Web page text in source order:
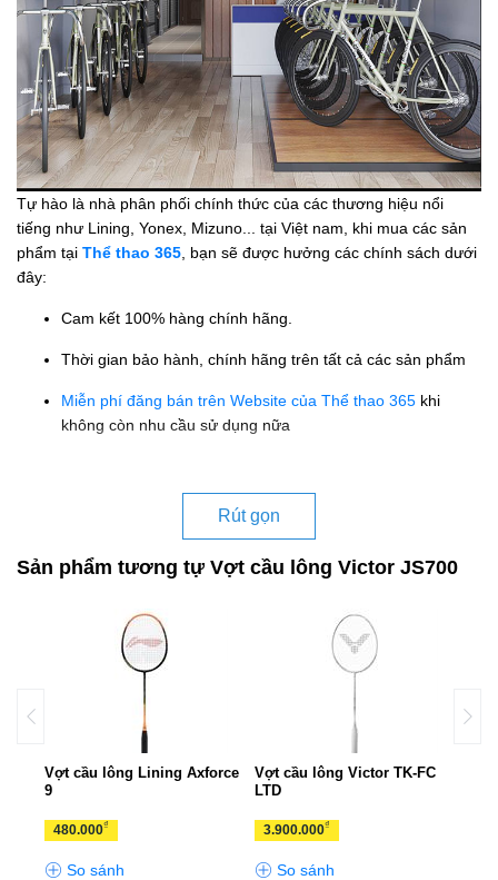
Tự hào là nhà phân phối chính thức của các thương hiệu nổi
tiếng như Lining, Yonex, Mizuno... tại Việt nam, khi mua các sản
phẩm tại Thể thao 365 , bạn sẽ được hưởng các chính sách dưới
đây:
Cam kết 100% hàng chính hãng.
Thời gian bảo hành, chính hãng trên tất cả các sản phẩm
Miễn phí đăng bán trên Website của Thể thao 365 khi
không còn nhu cầu sử dụng nữa
Rút gọn
Sản phẩm tương tự Vợt cầu lông Victor JS700
Vợt cầu lông Lining Axforce
9
480.000₫
So sánh
Vợt cầu lông Victor TK-FC
LTD
3.900.000₫
So sánh